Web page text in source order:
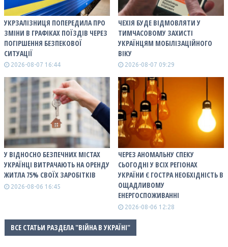
УКРЗАЛІЗНИЦЯ ПОПЕРЕДИЛА ПРО
ЗМІНИ В ГРАФІКАХ ПОЇЗДІВ ЧЕРЕЗ
ПОГІРШЕННЯ БЕЗПЕКОВОЇ
СИТУАЦІЇ
2026-08-07 16:44
ЧЕХІЯ БУДЕ ВІДМОВЛЯТИ У
ТИМЧАСОВОМУ ЗАХИСТІ
УКРАЇНЦЯМ МОБІЛІЗАЦІЙНОГО
ВІКУ
2026-08-07 09:29
У ВІДНОСНО БЕЗПЕЧНИХ МІСТАХ
УКРАЇНЦІ ВИТРАЧАЮТЬ НА ОРЕНДУ
ЖИТЛА 75% СВОЇХ ЗАРОБІТКІВ
2026-08-06 16:45
ЧЕРЕЗ АНОМАЛЬНУ СПЕКУ
СЬОГОДНІ У ВСІХ РЕГІОНАХ
УКРАЇНИ Є ГОСТРА НЕОБХІДНІСТЬ В
ОЩАДЛИВОМУ
ЕНЕРГОСПОЖИВАННІ
2026-08-06 12:28
ВСЕ СТАТЬИ РАЗДЕЛА "ВІЙНА В УКРАЇНІ"